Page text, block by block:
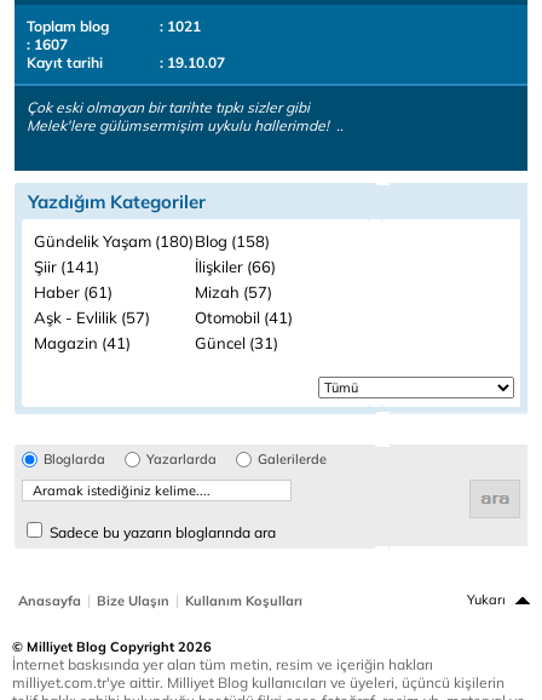
Toplam blog
: 1021
: 1607
Kayıt tarihi
: 19.10.07
Çok eski olmayan bir tarihte tıpkı sizler gibi
Melek'lere gülümsermişim uykulu hallerimde! ..
Yazdığım Kategoriler
Gündelik Yaşam (180)Blog (158)
Şiir (141)
İlişkiler (66)
Haber (61)
Mizah (57)
Aşk - Evlilik (57)
Otomobil (41)
Magazin (41)
Güncel (31)
Bloglarda Yazarlarda Galerilerde
Sadece bu yazarın bloglarında ara
Anasayfa | Bize Ulaşın | Kullanım Koşulları Yukarı
© Milliyet Blog Copyright 2026
İnternet baskısında yer alan tüm metin, resim ve içeriğin hakları
milliyet.com.tr'ye aittir. Milliyet Blog kullanıcıları ve üyeleri, üçüncü kişilerin